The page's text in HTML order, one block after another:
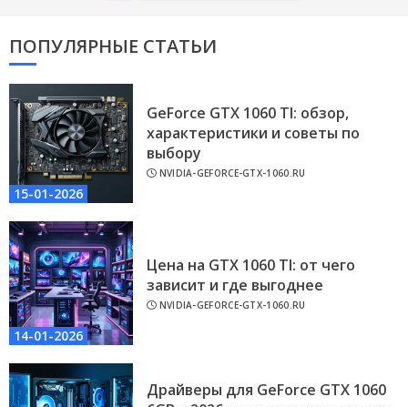
ПОПУЛЯРНЫЕ СТАТЬИ
15-01-2026
GeForce GTX 1060 TI: обзор,
характеристики и советы по
выбору
NVIDIA-GEFORCE-GTX-1060.RU
14-01-2026
Цена на GTX 1060 TI: от чего
зависит и где выгоднее
NVIDIA-GEFORCE-GTX-1060.RU
Драйверы для GeForce GTX 1060